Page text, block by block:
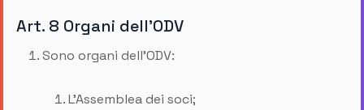
Art. 8 Organi dell’ODV
Sono organi dell’ODV:
L’Assemblea dei soci;